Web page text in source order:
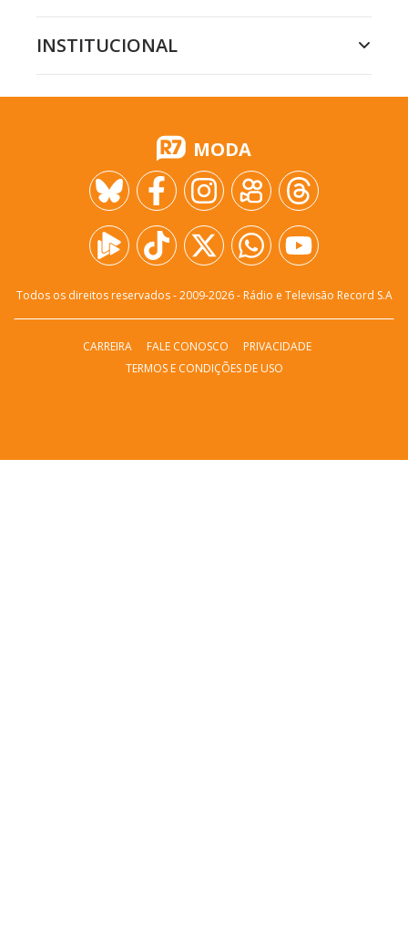
INSTITUCIONAL
MODA
Todos os direitos reservados - 2009-2026- Rádio e Televisão Record S.A
CARREIRA FALE CONOSCO
PRIVACIDADE
TERMOS E CONDIÇÕES DE USO